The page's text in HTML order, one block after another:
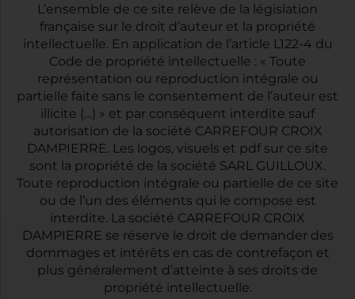
L’ensemble de ce site relève de la législation
française sur le droit d’auteur et la propriété
intellectuelle. En application de l’article L122-4 du
Code de propriété intellectuelle : « Toute
représentation ou reproduction intégrale ou
partielle faite sans le consentement de l’auteur est
illicite (…) » et par conséquent interdite sauf
autorisation de la société CARREFOUR CROIX
DAMPIERRE. Les logos, visuels et pdf sur ce site
sont la propriété de la société SARL GUILLOUX.
Toute reproduction intégrale ou partielle de ce site
ou de l’un des éléments qui le compose est
interdite. La société CARREFOUR CROIX
DAMPIERRE se réserve le droit de demander des
dommages et intérêts en cas de contrefaçon et
plus généralement d’atteinte à ses droits de
propriété intellectuelle.